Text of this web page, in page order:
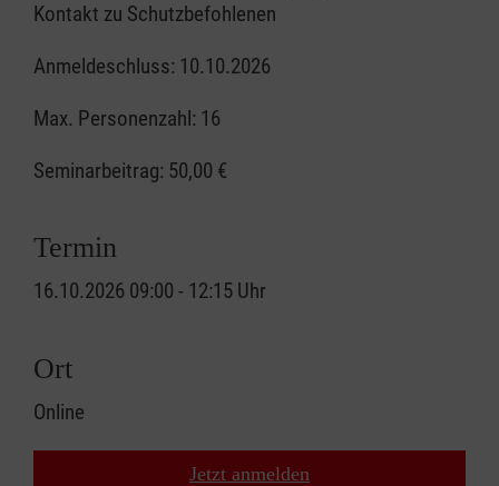
Kontakt zu Schutzbefohlenen
Anmeldeschluss: 10.10.2026
Max. Personenzahl: 16
Seminarbeitrag: 50,00 €
Termin
16.10.2026 09:00 - 12:15 Uhr
Ort
Online
Jetzt anmelden